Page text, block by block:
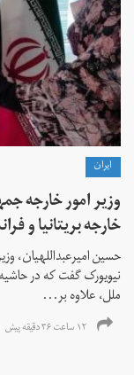
ايران
وزیر امور خارجه
خارجه بریتانیا و
حسین امیرعبداللهیان،
نیویورک گفت که در
ملل، علاوه بر...
۱۲ ساعت ۳۶ دقیقه پیش